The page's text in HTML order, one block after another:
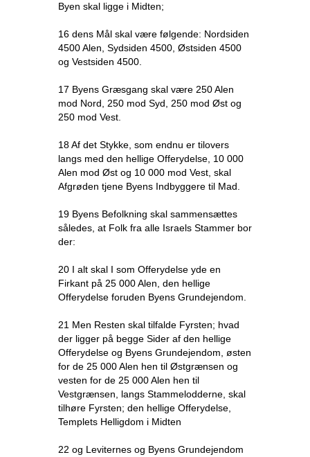
Byen skal ligge i Midten;
16 dens Mål skal være følgende: Nordsiden
4500 Alen, Sydsiden 4500, Østsiden 4500
og Vestsiden 4500.
17 Byens Græsgang skal være 250 Alen
mod Nord, 250 mod Syd, 250 mod Øst og
250 mod Vest.
18 Af det Stykke, som endnu er tilovers
langs med den hellige Offerydelse, 10 000
Alen mod Øst og 10 000 mod Vest, skal
Afgrøden tjene Byens Indbyggere til Mad.
19 Byens Befolkning skal sammensættes
således, at Folk fra alle Israels Stammer bor
der:
20 I alt skal I som Offerydelse yde en
Firkant på 25 000 Alen, den hellige
Offerydelse foruden Byens Grundejendom.
21 Men Resten skal tilfalde Fyrsten; hvad
der ligger på begge Sider af den hellige
Offerydelse og Byens Grundejendom, østen
for de 25 000 Alen hen til Østgrænsen og
vesten for de 25 000 Alen hen til
Vestgrænsen, langs Stammelodderne, skal
tilhøre Fyrsten; den hellige Offerydelse,
Templets Helligdom i Midten
22 og Leviternes og Byens Grundejendom